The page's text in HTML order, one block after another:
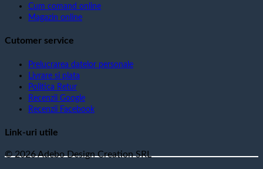
Cum comand online
Magazin online
Cutomer service
Prelucrarea datelor personale
Livrare si plata
Politica Retur
Recenzii Google
Recenzii Facebook
Link-uri utile
© 2026 Adebo Design Creation SRL